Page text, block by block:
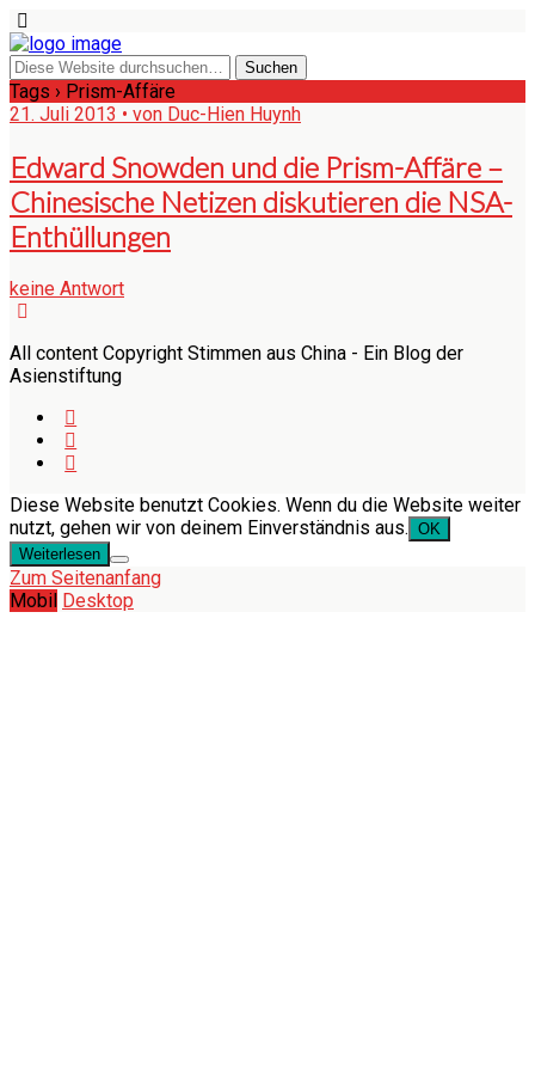
Tags › Prism-Affäre
21. Juli 2013 • von Duc-Hien Huynh
Edward Snowden und die Prism-Affäre –
Chinesische Netizen diskutieren die NSA-
Enthüllungen
keine Antwort
All content Copyright Stimmen aus China - Ein Blog der
Asienstiftung
Diese Website benutzt Cookies. Wenn du die Website weiter
nutzt, gehen wir von deinem Einverständnis aus. OK
Weiterlesen
Zum Seitenanfang
Mobil Desktop